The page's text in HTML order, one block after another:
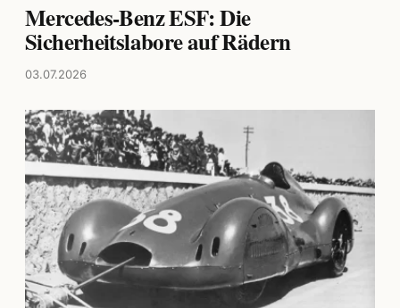
Mercedes-Benz ESF: Die
Sicherheitslabore auf Rädern
03.07.2026